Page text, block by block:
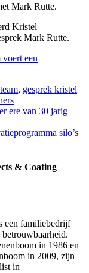
Mark Rutte.
Kristel
Mark Rutte.
een
, gesprek kristel
ere van 30 jarig
silo’s
& Coating
een familiebedrijf
in 1986 en
in 2009, zijn
in